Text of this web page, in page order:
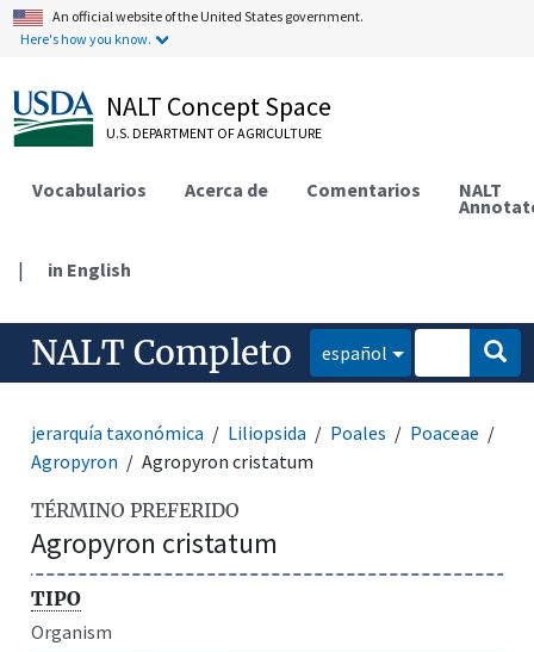
An official website of the United States government.
Here's how you know.
NALT Concept Space
U.S. DEPARTMENT OF AGRICULTURE
Vocabularios Acerca de Comentarios NALT
| in English
NALT Completo español
jerarquía taxonómica Liliopsida Poales
Poaceae
Agropyron
Agropyron cristatum
TÉRMINO PREFERIDO
Agropyron cristatum
TIPO
Organism